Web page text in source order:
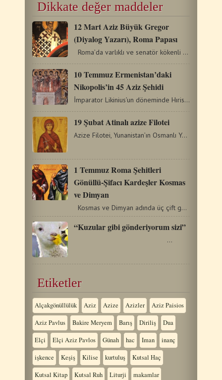
Dikkate değer maddeler
12 Mart Aziz Büyük Gregor
(Diyalog Yazarı), Roma Papası
Roma’da varlıklı ve senatör kökenli bir ailede…
10 Temmuz Ermenistan’daki
Nikopolis’in 45 Aziz Şehidi
İmparator Likinius’un döneminde Hıristiyanlara yapılan…
19 Şubat Atinalı azize Filotei
Azize Filotei, Yunanistan’ın Osmanlı Yönetiminde bulunduğu…
1 Temmuz Roma Şehitleri
Gönüllü-Şifacı Kardeşler Kosmas
ve Dimyan
Kosmas ve Dimyan adında üç çift gönüllü-şifacı…
“Kuzular gibi gönderiyorum sizi”
…
Etiketler
Alçakgönüllülük Aziz Azize Azizler Aziz Paisios
Aziz Pavlus Bakire Meryem Barış Diriliş Dua
Elçi Elçi Aziz Pavlos Günah hac Iman inanç
işkence Keşiş Kilise kurtuluş Kutsal Haç
Kutsal Kitap Kutsal Ruh Liturji makamlar